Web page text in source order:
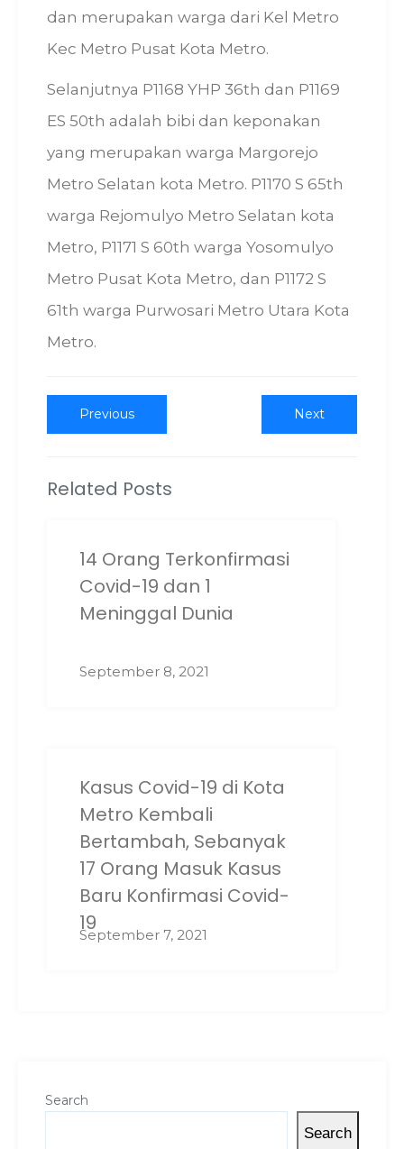
dan merupakan warga dari Kel Metro
Kec Metro Pusat Kota Metro.
Selanjutnya P1168 YHP 36th dan P1169
ES 50th adalah bibi dan keponakan
yang merupakan warga Margorejo
Metro Selatan kota Metro. P1170 S 65th
warga Rejomulyo Metro Selatan kota
Metro, P1171 S 60th warga Yosomulyo
Metro Pusat Kota Metro, dan P1172 S
61th warga Purwosari Metro Utara Kota
Metro.
PostPreviousPrevious
post:
NextNext
post:
Related Posts
14 Orang Terkonfirmasi
Covid-19 dan 1
Meninggal Dunia
September 8, 2021
Kasus Covid-19 di Kota
Metro Kembali
Bertambah, Sebanyak
17 Orang Masuk Kasus
Baru Konfirmasi Covid-
19
September 7, 2021
Search
Search